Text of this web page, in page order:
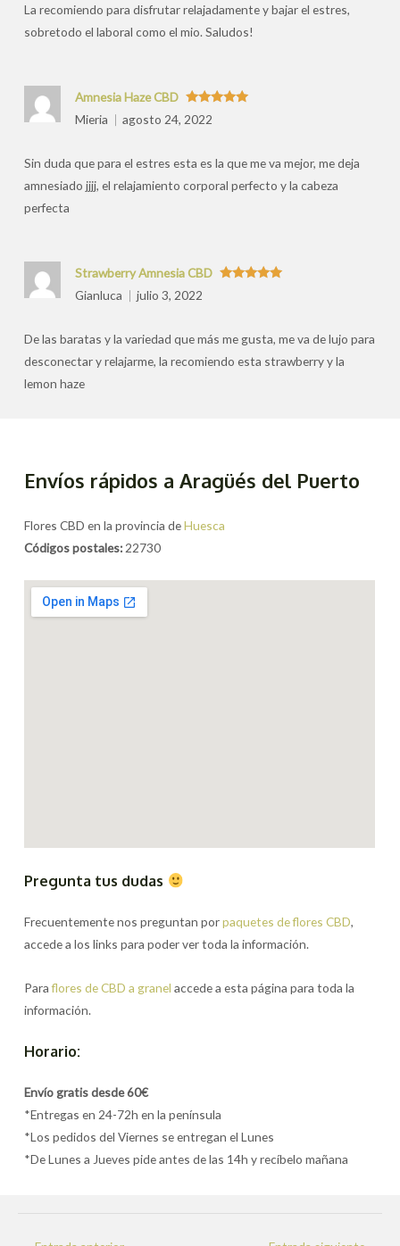
La recomiendo para disfrutar relajadamente y bajar el estres,
sobretodo el laboral como el mio. Saludos!
Valorado
con5
Amnesia Haze CBD
Mieria
agosto 24, 2022
Sin duda que para el estres esta es la que me va mejor, me deja
amnesiado jjjj, el relajamiento corporal perfecto y la cabeza
perfecta
Strawberry Amnesia CBD
Gianluca
julio 3, 2022
De las baratas y la variedad que más me gusta, me va de lujo para
desconectar y relajarme, la recomiendo esta strawberry y la
lemon haze
Envíos rápidos a Aragüés del Puerto
Flores CBD en la provincia deHuesca
Códigos postales: 22730
Pregunta tus dudas
Frecuentemente nos preguntan porpaquetes de flores CBD,
accede a los links para poder ver toda la información.
Paraflores de CBD a granel accede a esta página para toda la
información.
Horario:
Envío gratis desde 60€
*Entregas en 24-72h en la península
*Los pedidos del Viernes se entregan el Lunes
*De Lunes a Jueves pide antes de las 14h y recíbelo mañana
Navegación